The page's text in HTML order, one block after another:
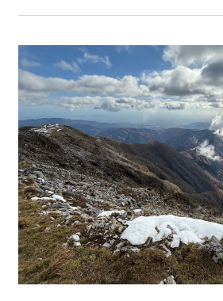
グループのあゆみ
4つのスピリット
グループ一体となった価値
01 焼付塗装用トレイの開
02 エレベーター用開閉装
03 エレベーター用遮煙材
04 エレベーター用リミッ
開発
05 エレベーター改修工事
06 測定器架台のVA
07 パーツフィーダー開発
ゴム製品
樹脂製品
金属製品
精密板金/精密ユニット製品
大型板金/大型ユニット製品
塗装
企業情報
企業情報トップ
ご挨拶
会社概要
事業所一覧
グループ企業一覧
サステナビリティ
サステナビリティトップ
方針書・認証取得
スポンサー活動
社会貢献活動
採用情報
採用情報トップ
先輩紹介
募集要項
TSUKASA RUBBER
お問い合わ